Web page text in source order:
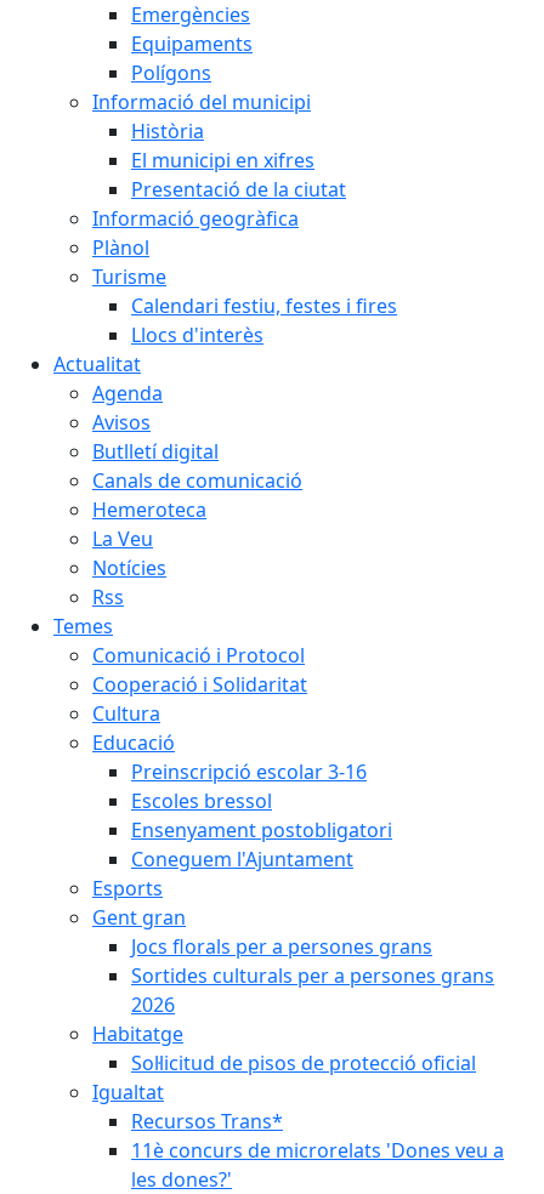
Emergències
Equipaments
Polígons
Informació del municipi
Història
El municipi en xifres
Presentació de la ciutat
Informació geogràfica
Plànol
Turisme
Calendari festiu, festes i fires
Llocs d'interès
Actualitat
Agenda
Avisos
Butlletí digital
Canals de comunicació
Hemeroteca
La Veu
Notícies
Rss
Temes
Comunicació i Protocol
Cooperació i Solidaritat
Cultura
Educació
Preinscripció escolar 3-16
Escoles bressol
Ensenyament postobligatori
Coneguem l'Ajuntament
Esports
Gent gran
Jocs florals per a persones grans
Sortides culturals per a persones grans
2026
Habitatge
Sol·licitud de pisos de protecció oficial
Igualtat
Recursos Trans*
11è concurs de microrelats 'Dones veu a
les dones?'